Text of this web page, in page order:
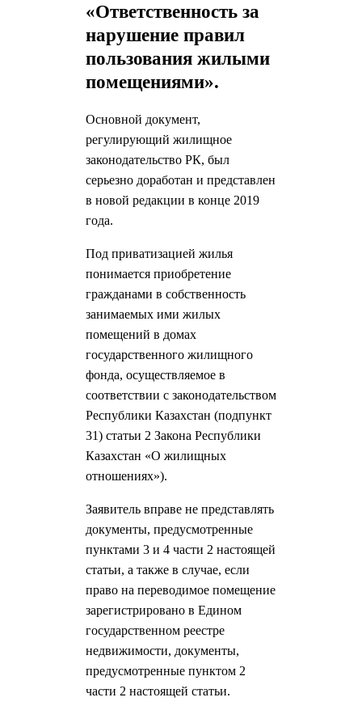
«Ответственность за
нарушение правил
пользования жилыми
помещениями».
Основной документ,
регулирующий жилищное
законодательство РК, был
серьезно доработан и представлен
в новой редакции в конце 2019
года.
Под приватизацией жилья
понимается приобретение
гражданами в собственность
занимаемых ими жилых
помещений в домах
государственного жилищного
фонда, осуществляемое в
соответствии с законодательством
Республики Казахстан (подпункт
31) статьи 2 Закона Республики
Казахстан «О жилищных
отношениях»).
Заявитель вправе не представлять
документы, предусмотренные
пунктами 3 и 4 части 2 настоящей
статьи, а также в случае, если
право на переводимое помещение
зарегистрировано в Едином
государственном реестре
недвижимости, документы,
предусмотренные пунктом 2
части 2 настоящей статьи.